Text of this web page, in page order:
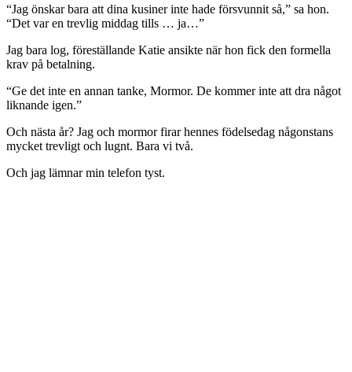
“Jag önskar bara att dina kusiner inte hade försvunnit så,” sa hon.
“Det var en trevlig middag tills … ja…”
Jag bara log, föreställande Katie ansikte när hon fick den formella
krav på betalning.
“Ge det inte en annan tanke, Mormor. De kommer inte att dra något
liknande igen.”
Och nästa år? Jag och mormor firar hennes födelsedag någonstans
mycket trevligt och lugnt. Bara vi två.
Och jag lämnar min telefon tyst.